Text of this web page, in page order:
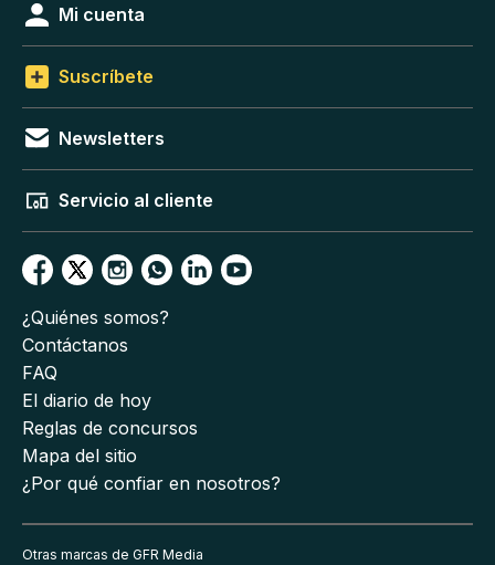
Mi cuenta
Suscríbete
Newsletters
Servicio al cliente
¿Quiénes somos?
Contáctanos
FAQ
El diario de hoy
Reglas de concursos
Mapa del sitio
¿Por qué confiar en nosotros?
Otras marcas de GFR Media